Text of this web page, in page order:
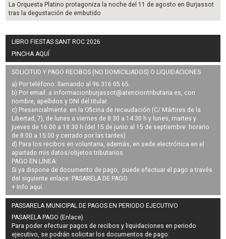
La Orquesta Platino protagoniza la noche del 11 de agosto en Burjassot
tras la degustación de embutido
LIBRO FIESTAS SANT ROC 2026
PINCHA AQUÍ
SOLICITUD Y PAGO RECIBOS (NO DOMICILIADOS) O LIQUIDACIONES
a) Por teléfono: llamando al 96 316 05 65.
b) Por email: a informacionburjassot@atenciontributaria.es, con
nombre, apellidos y DNI del titular.
c) Presencialmente: en la Oficina de recaudación (C/ Mártires de la
Libertad, 7), de lunes a viernes de 8:30 a 14:30 h y lunes, martes y
jueves de 16:00 a 18:30 h (del 15 de junio al 15 de septiembre: horario
de 8:00 a 15:00 y cerrado por las tardes).
d) Para los recibos en voluntaria, además, en sede electrónica en el
apartado mis datos/objetos tributarios.
PAGO EN LÍNEA:
Si ya dispone de documento de pago, puede efectuar el pago a través
del siguiente enlace: PASARELA DE PAGO
+ Info aquí.
PASSARELA MUNICIPAL DE PAGOS EN PERIODO EJECUTIVO
PASARELA PAGO (Enlace)
Para poder efectuar pagos derecibos y liquidaciones en periodo
ejecutivo, se podrán solicitar los documentos de pago: